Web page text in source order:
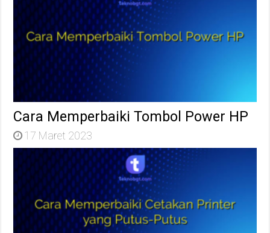
Cara Memperbaiki Tombol Power HP
17 Maret 2023